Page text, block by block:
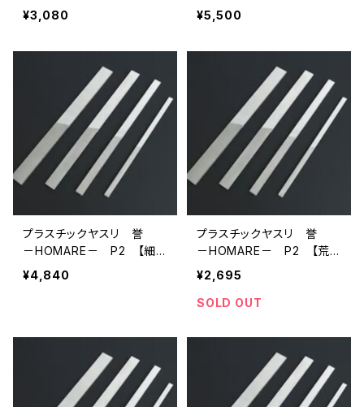
目】 （220×11×3mm）
¥3,080
目】 （230×19.5×3.5mm）
¥5,500
プラスチックヤスリ 誉
－HOMARE－ P2 【細
目】 （230×16×3mm）
¥4,840
プラスチックヤスリ 誉
－HOMARE－ P2 【荒
目】 （230×16×3mm）
¥2,695
SOLD OUT